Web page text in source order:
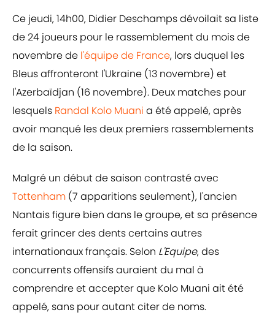
Ce jeudi, 14h00, Didier Deschamps dévoilait sa liste
de 24 joueurs pour le rassemblement du mois de
novembre de l'équipe de France, lors duquel les
Bleus affronteront l'Ukraine (13 novembre) et
l'Azerbaïdjan (16 novembre). Deux matches pour
lesquels Randal Kolo Muani a été appelé, après
avoir manqué les deux premiers rassemblements
de la saison.
Malgré un début de saison contrasté avec
Tottenham (7 apparitions seulement), l'ancien
Nantais figure bien dans le groupe, et sa présence
ferait grincer des dents certains autres
internationaux français. Selon L'Equipe, des
concurrents offensifs auraient du mal à
comprendre et accepter que Kolo Muani ait été
appelé, sans pour autant citer de noms.